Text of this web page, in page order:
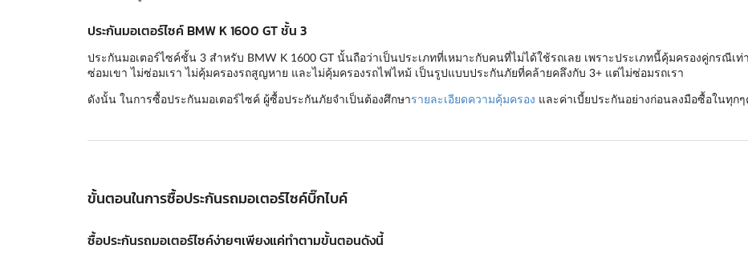
ประกันมอเตอร์ไซค์ BMW K 1600 GT ชั้น 3
ประกันมอเตอร์ไซค์ชั้น 3 สำหรับ BMW K 1600 GT นั้นถือว่าเป็นประเภทที่เหมาะกับคนที่ไม่ได้ใช้รถเลย เพราะประเภทนี้คุ้มครองคู่กรณีเ
ซ่อมเขา ไม่ซ่อมเรา ไม่คุ้มครองรถสูญหาย และไม่คุ้มครองรถไฟไหม้ เป็นรูปแบบประกันภัยที่คล้ายคลึงกับ 3+ แต่ไม่ซ่อมรถเรา
ดังนั้น ในการซื้อประกันมอเตอร์ไซค์ ผู้ซื้อประกันภัยจำเป็นต้องศึกษารายละเอียดความคุ้มครอง และค่าเบี้ยประกันอย่างก่อนลงมือซื้อในทุกๆ
ขั้นตอนในการซื้อประกันรถมอเตอร์ไซค์บิ๊กไบค์
ซื้อประกันรถมอเตอร์ไซค์ง่ายๆเพียงแค่ทำตามขั้นตอนดังนี้